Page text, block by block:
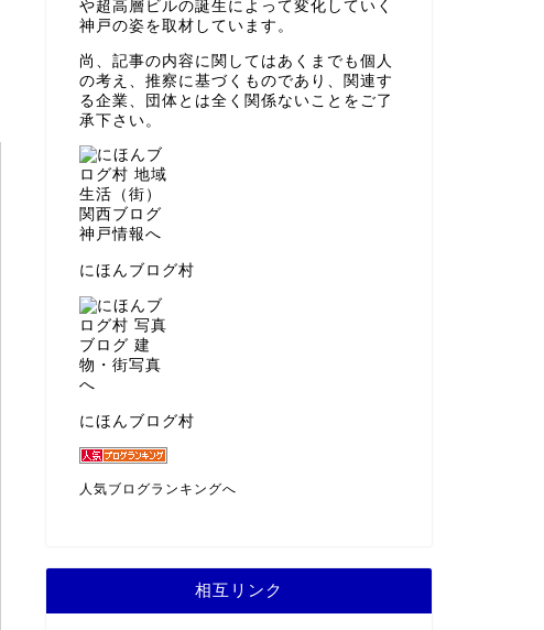
や超高層ビルの誕生によって変化していく
神戸の姿を取材しています。
尚、記事の内容に関してはあくまでも個人
の考え、推察に基づくものであり、関連す
る企業、団体とは全く関係ないことをご了
承下さい。
にほんブログ村
にほんブログ村
人気ブログランキングへ
相互リンク